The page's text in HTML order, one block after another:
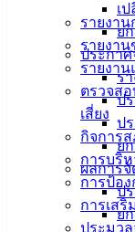
เ
ย
ประกา
ร่
ป
ป
ย
ผลการ
ป
ย
รายงาน
รายงา
รายงา
ตรวจส
เสี่ยง
กิจการ
การบริ
การป้อ
การเส
ประมว
ประชาชน/
คู่มือการ
ปฏิบัติ
งาน
ข่าวสาร
น่ารู้
ศุนย์
ข้อมูล
ข่าวสาร
อิเล็กทรอนิกส์